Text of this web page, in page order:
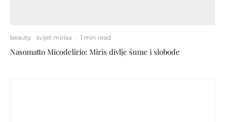
beauty svijet mirisa · 1 min read
Nasomatto Micodelirio: Miris divlje šume i slobode